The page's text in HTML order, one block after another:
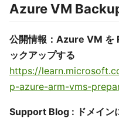
Azure VM
公開情報：Azure VM
ックアップする
https://
p-azure-arm-vms-
Support Blog : ドメイン